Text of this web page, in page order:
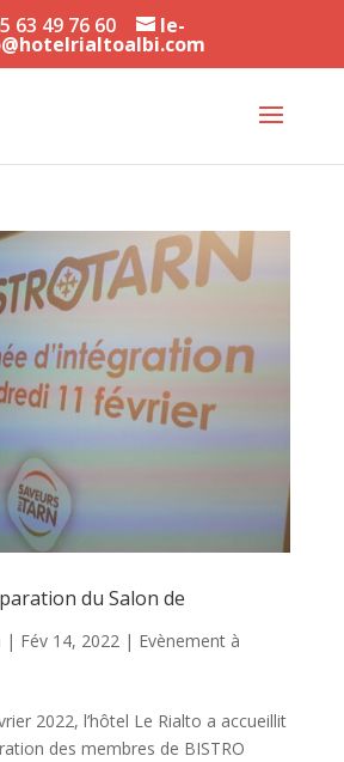
63 49 76 60 le-
du Salon de
| Fév 14, 2022 | Evènement à
2022, l’hôtel Le Rialto a accueillit
des membres de BISTRO